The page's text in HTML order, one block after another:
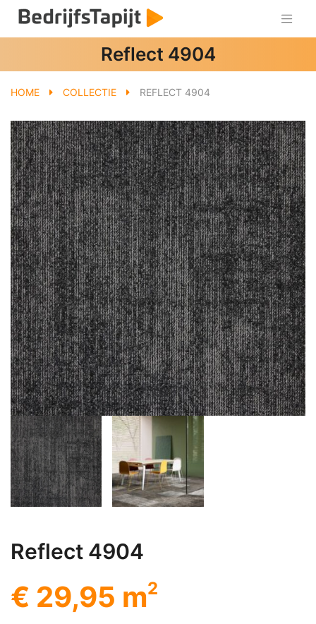
Reflect 4904
HOME COLLECTIE REFLECT 4904
Reflect 4904
€ 29,95 m2